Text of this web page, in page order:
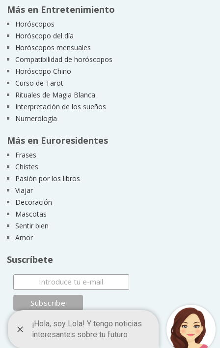
Más en Entretenimiento
Horóscopos
Horóscopo del día
Horóscopos mensuales
Compatibilidad de horóscopos
Horóscopo Chino
Curso de Tarot
Rituales de Magia Blanca
Interpretación de los sueños
Numerología
Más en Euroresidentes
Frases
Chistes
Pasión por los libros
Viajar
Decoración
Mascotas
Sentir bien
Amor
Suscríbete